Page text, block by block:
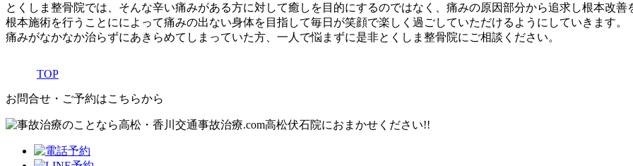
とくしま整骨院では、そんな辛い痛みがある方に対して癒しを目的にするのではなく、痛みの原因部分から追求し根本改
根本施術を行うことにによって痛みの出ない身体を目指して毎日が笑顔で楽しく過ごしていただけるようにしていきます。
痛みがなかなか治らずにあきらめてしまっていた方、一人で悩まずに是非とくしま整骨院にご相談ください。
TOP
お問合せ・ご予約はこちらから